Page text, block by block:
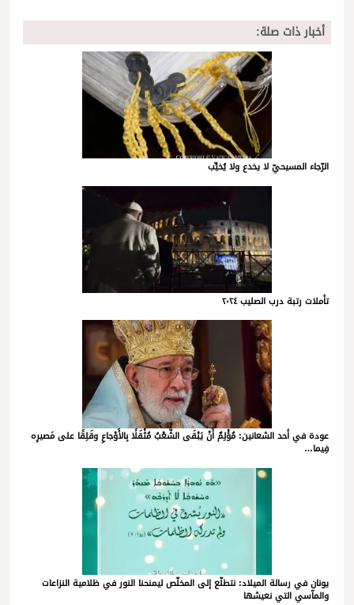
أخبار ذات صلة:
الرّجاء المسيحيّ لا يخدع ولا يُخيِّب
تأملات رتبة درب الصليب ٢٠٢٤
عودة في أحد الشعانين: مُؤْلِمٌ أَنْ يَبْقَى الشَّعْبُ مُثْقَلًا بِالأَوْجاعِ وقَلِقًا على مَصيرِه
فِيما…
يونان في رسالة الميلاد: نتطلّع إلى المخلّص ليمنحنا النور في ظلامية النزاعات
والمآسي التي نعيشها